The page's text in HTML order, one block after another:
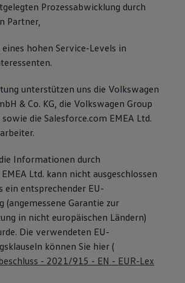
Prozessabwicklung durch
Partner,
eines hohen Service-Levels in
unterstützen uns die Volkswagen
& Co. KG, die Volkswagen Group
die Salesforce.com EMEA Ltd.
Informationen durch
Ltd. kann nicht ausgeschlossen
ein entsprechender EU-
(angemessene Garantie zur
in nicht europäischen Ländern)
Die verwendeten EU-
können Sie hier (
- 2021/915 - EN - EUR-Lex